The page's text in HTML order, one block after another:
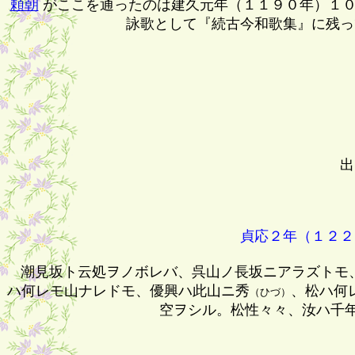
頼朝がここを通ったのは建久元年（１１９０年）１
詠歌として『続古今和歌集』に残
貞応２年（１２２
潮見坂ト云処ヲノボレバ、呉山ノ長坂ニアラズトモ
ハ何レモ山ナレドモ、優興ハ此山ニ秀 （ひづ）
、松ハ何
空ヲシル。松性々々、汝ハ千